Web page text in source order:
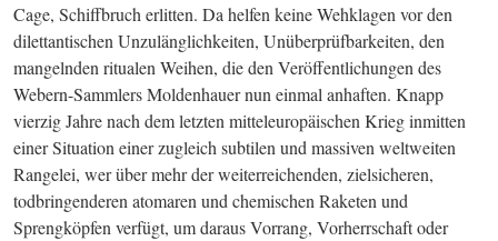
Cage, Schiffbruch erlitten. Da helfen keine Wehklagen vor den
dilettantischen Unzulänglichkeiten, Unüberprüfbarkeiten, den
mangelnden ritualen Weihen, die den Veröffentlichungen des
Webern-Sammlers Moldenhauer nun einmal anhaften. Knapp
vierzig Jahre nach dem letzten mitteleuropäischen Krieg inmitten
einer Situation einer zugleich subtilen und massiven weltweiten
Rangelei, wer über mehr der weiterreichenden, zielsicheren,
todbringenderen atomaren und chemischen Raketen und
Sprengköpfen verfügt, um daraus Vorrang, Vorherrschaft oder